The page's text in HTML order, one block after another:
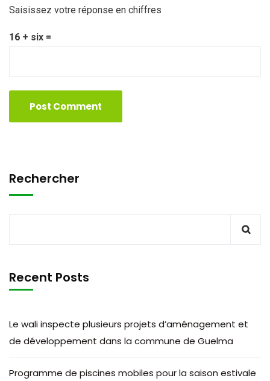
Saisissez votre réponse en chiffres
16 + six =
Rechercher
Recent Posts
Le wali inspecte plusieurs projets d’aménagement et
de développement dans la commune de Guelma
Programme de piscines mobiles pour la saison estivale